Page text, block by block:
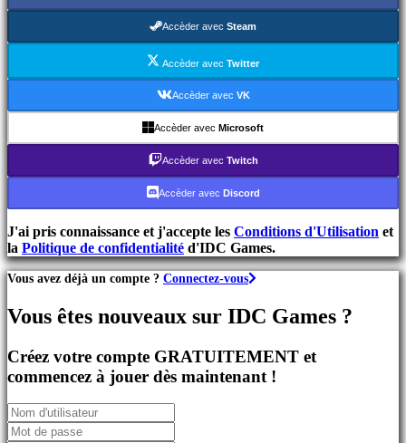
MMO
RPG
de
Jeux
Tir
de
Jeux
casual
Jeux
indés
Jeux
de
Jeux
casse
Jeux
de
combat
Demos
Accèder avec Steam
Accèder avecTwitter
Accèder avec VK
Accèder avec Microsoft
Accèder avec Twitch
Accèder avec Discord
J'ai pris connaissance et j'accepte les Conditions d'Utilisation et
la Politique de confidentialité d'IDC Games.
Vous avez déjà un compte ? Connectez-vous
Vous êtes nouveaux sur IDC Games ?
Créez votre compte GRATUITEMENT et
commencez à jouer dès maintenant !